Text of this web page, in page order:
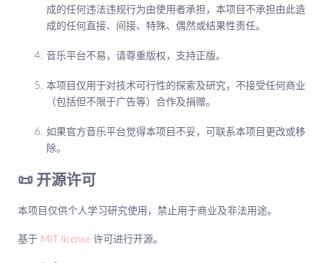
成的任何违法违规行为由使用者承担，本项目不承担由此造
成的任何直接、间接、特殊、偶然或结果性责任。
音乐平台不易，请尊重版权，支持正版。
本项目仅用于对技术可行性的探索及研究，不接受任何商业
（包括但不限于广告等）合作及捐赠。
如果官方音乐平台觉得本项目不妥，可联系本项目更改或移
除。
📜 开源许可
本项目仅供个人学习研究使用，禁止用于商业及非法用途。
基于 MIT license 许可进行开源。